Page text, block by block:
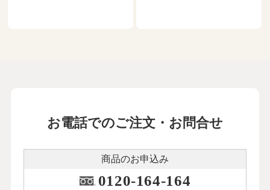
お電話でのご注文・お問合せ
商品のお申込み
0120-164-164